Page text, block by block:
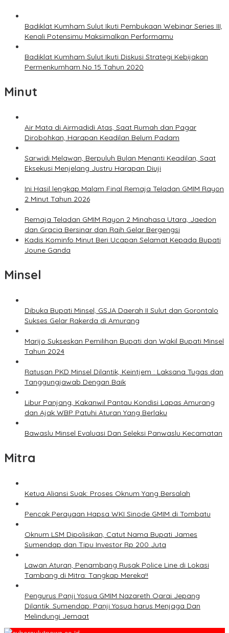
Badiklat Kumham Sulut Ikuti Pembukaan Webinar Series III,
Kenali Potensimu Maksimalkan Performamu
Badiklat Kumham Sulut Ikuti Diskusi Strategi Kebijakan
Permenkumham No 15 Tahun 2020
Minut
Air Mata di Airmadidi Atas, Saat Rumah dan Pagar
Dirobohkan, Harapan Keadilan Belum Padam
Sarwidi Melawan, Berpuluh Bulan Menanti Keadilan, Saat
Eksekusi Menjelang Justru Harapan Diuji
Ini Hasil lengkap Malam Final Remaja Teladan GMIM Rayon
2 Minut Tahun 2026
Remaja Teladan GMIM Rayon 2 Minahasa Utara, Jaedon
dan Gracia Bersinar dan Raih Gelar Bergengsi
Kadis Kominfo Minut Beri Ucapan Selamat Kepada Bupati
Joune Ganda
Minsel
Dibuka Bupati Minsel, GSJA Daerah II Sulut dan Gorontalo
Sukses Gelar Rakerda di Amurang
Marijo Sukseskan Pemilihan Bupati dan Wakil Bupati Minsel
Tahun 2024
Ratusan PKD Minsel Dilantik, Keintjem : Laksana Tugas dan
Tanggungjawab Dengan Baik
Libur Panjang, Kakanwil Pantau Kondisi Lapas Amurang
dan Ajak WBP Patuhi Aturan Yang Berlaku
Bawaslu Minsel Evaluasi Dan Seleksi Panwaslu Kecamatan
Mitra
Ketua Aliansi Suak: Proses Oknum Yang Bersalah
Pencak Perayaan Hapsa WKI Sinode GMIM di Tombatu
Oknum LSM Dipolisikan, Catut Nama Bupati James
Sumendap dan Tipu Investor Rp 200 Juta
Lawan Aturan, Penambang Rusak Police Line di Lokasi
Tambang di Mitra: Tangkap Mereka!!
Pengurus Panji Yosua GMIM Nazareth Oarai Jepang
Dilantik. Sumendap: Panji Yosua harus Menjaga Dan
Melindungi Jemaat